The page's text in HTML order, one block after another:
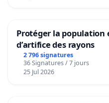
Protéger la
d’artifice des rayons
2 796 signatures
36 Signatures / 7 jours
25 Jul 2026